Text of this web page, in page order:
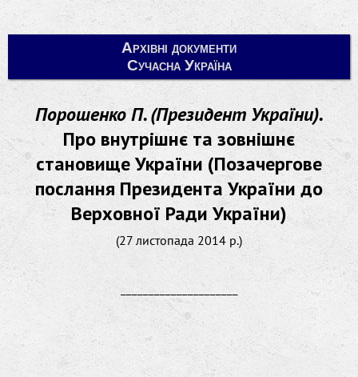
Архівні документи
Сучасна Україна
Порошенко П. (Президент України).
Про внутрішнє та зовнішнє
становище України (Позачергове
послання Президента України до
Верховної Ради України)
(27 листопада 2014 р.)
_____________________